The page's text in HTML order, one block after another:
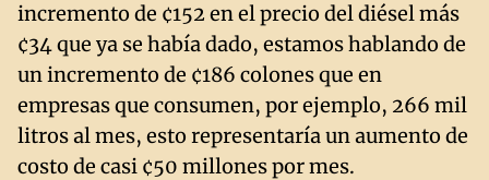
incremento de ¢152 en el precio del diésel más
¢34 que ya se había dado, estamos hablando de
un incremento de ¢186 colones que en
empresas que consumen, por ejemplo, 266 mil
litros al mes, esto representaría un aumento de
costo de casi ¢50 millones por mes.